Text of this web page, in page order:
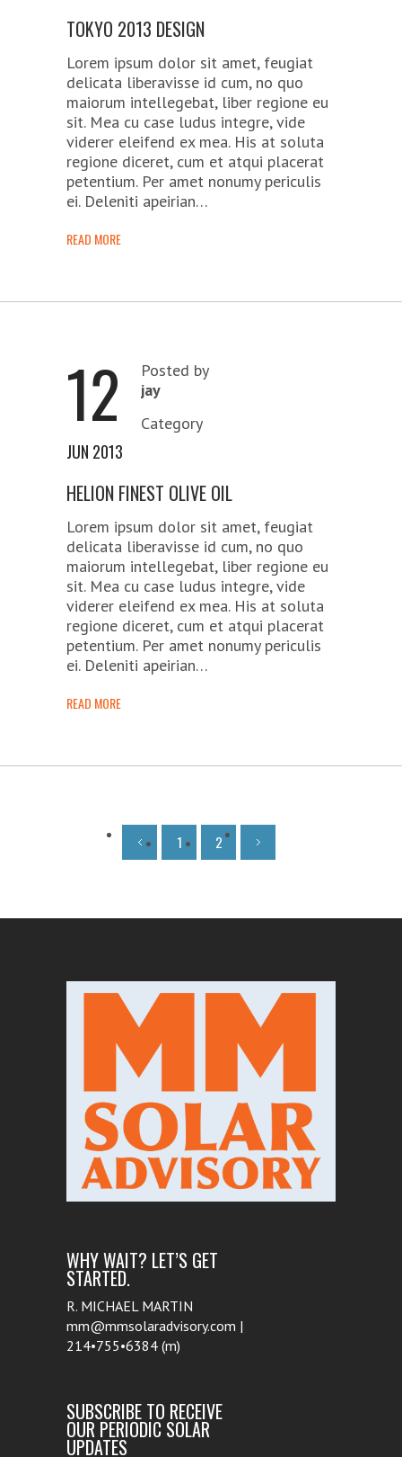
TOKYO 2013 DESIGN
Lorem ipsum dolor sit amet, feugiat
delicata liberavisse id cum, no quo
maiorum intellegebat, liber regione eu
sit. Mea cu case ludus integre, vide
viderer eleifend ex mea. His at soluta
regione diceret, cum et atqui placerat
petentium. Per amet nonumy periculis
ei. Deleniti apeirian…
READ MORE
12
JUN 2013
Posted by
jay
Category
HELION FINEST OLIVE OIL
Lorem ipsum dolor sit amet, feugiat
delicata liberavisse id cum, no quo
maiorum intellegebat, liber regione eu
sit. Mea cu case ludus integre, vide
viderer eleifend ex mea. His at soluta
regione diceret, cum et atqui placerat
petentium. Per amet nonumy periculis
ei. Deleniti apeirian…
READ MORE
1 2
WHY WAIT? LET’S GET
STARTED.
R. MICHAEL MARTIN
mm@mmsolaradvisory.com |
214•755•6384 (m)
SUBSCRIBE TO RECEIVE
OUR PERIODIC SOLAR
UPDATES